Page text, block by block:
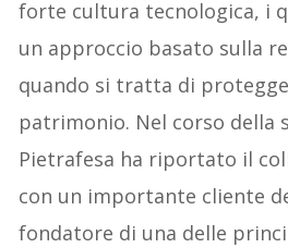
forte cultura tecnologica, i
un approccio basato sulla
quando si tratta di
patrimonio. Nel corso della
Pietrafesa ha riportato il
con un importante cliente
fondatore di una delle